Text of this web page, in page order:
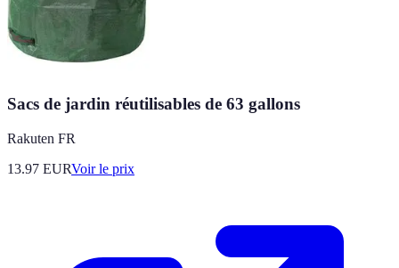
Sacs de jardin réutilisables de 63 gallons
Rakuten FR
13.97 EURVoir le prix